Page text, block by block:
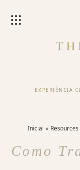
EXPERIÊNCIA
Inicial Resources
Como